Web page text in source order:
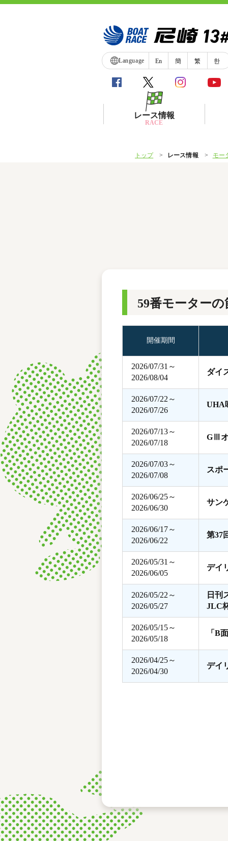
Language En 簡 繁 한
レース情報
RACE
ボートデータ
トップ レース情報 モー
59番モーターの
開催期間
2026/07/31～
2026/08/04
ダイ
2026/07/22～
2026/07/26
UHA
2026/07/13～
2026/07/18
GⅢオ
2026/07/03～
2026/07/08
スポ
2026/06/25～
2026/06/30
サン
2026/06/17～
2026/06/22
第37
2026/05/31～
2026/06/05
デイ
2026/05/22～
2026/05/27
日刊
JLC
2026/05/15～
2026/05/18
「B
2026/04/25～
2026/04/30
デイ